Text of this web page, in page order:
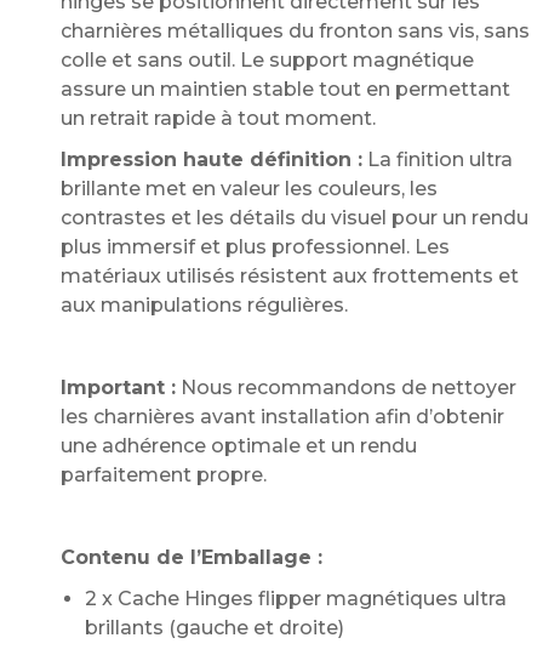
charnières métalliques du fronton sans vis, sans
colle et sans outil. Le support magnétique
assure un maintien stable tout en permettant
un retrait rapide à tout moment.
Impression haute définition : La finition ultra
brillante met en valeur les couleurs, les
contrastes et les détails du visuel pour un rendu
plus immersif et plus professionnel. Les
matériaux utilisés résistent aux frottements et
aux manipulations régulières.
Important : Nous recommandons de nettoyer
les charnières avant installation afin d’obtenir
une adhérence optimale et un rendu
parfaitement propre.
Contenu de l’Emballage :
2 x Cache Hinges flipper magnétiques ultra
brillants (gauche et droite)